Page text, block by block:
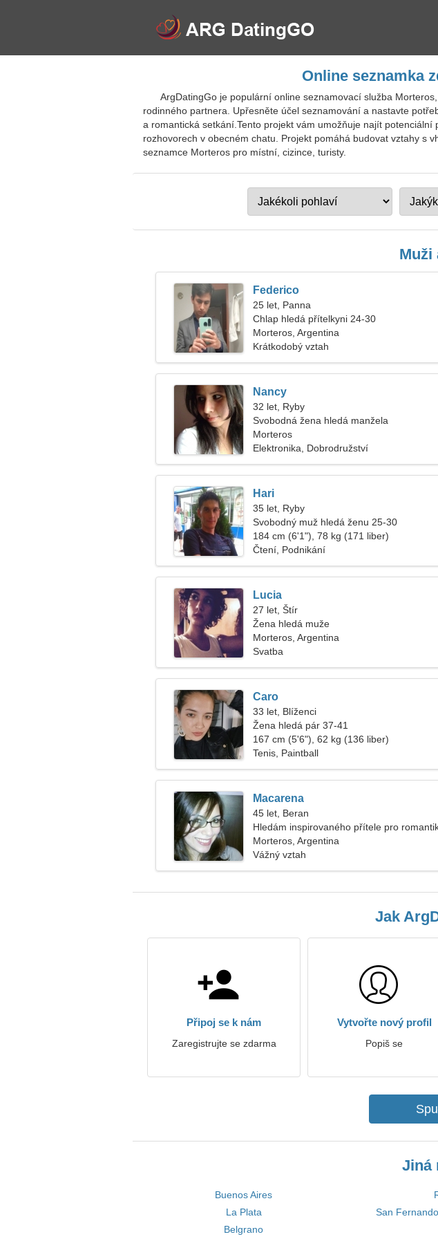
Online seznamka
ArgDatingGo je populární online seznamovací služba
rodinného partnera. Upřesněte účel seznamování a nastavte
a romantická setkání.Tento projekt vám umožňuje najít
rozhovorech v obecném chatu. Projekt pomáhá budovat vztahy s
seznamce Morteros pro místní, cizince, turisty.
Muži
Federico
25 let, Panna
Chlap hledá přítelkyni 24-30
Morteros, Argentina
Krátkodobý vztah
Nancy
32 let, Ryby
Svobodná žena hledá manžela
Morteros
Elektronika, Dobrodružství
Hari
35 let, Ryby
Svobodný muž hledá ženu 25-30
184 cm (6'1"), 78 kg (171 liber)
Čtení, Podnikání
Lucia
27 let, Štír
Žena hledá muže
Morteros, Argentina
Svatba
Caro
33 let, Blíženci
Žena hledá pár 37-41
167 cm (5'6"), 62 kg (136 liber)
Tenis, Paintball
Macarena
45 let, Beran
Hledám inspirovaného přítele pro
Morteros, Argentina
Vážný vztah
Jak
Připoj se k nám
Zaregistrujte se zdarma
Vytvořte nový profil
Popiš se
Jiná
Buenos Aires
La Plata
San
Belgrano